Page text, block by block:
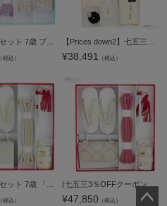
七五三小物セット 7歳 ブランド PetitPri ぷちぷり 「オフホワイト ペイズリ、レース」 プチプリ 女の子 女児用 四つ身着物に 7才 しごき(志古貴)、帯揚げ、箱迫(筥迫)、びらかん、帯締め(丸ぐけ)、扇子(末広) 七才
（税込）
【Prices down2】七五三小物セット 7歳 ブランド JAPAN STYLE ジャパンスタイル 「白 丸ぐけ紐、黒×白 つまみ細工帯留め」 女の子 女児用 四つ身着物に 7才 帯留、しごき、帯揚げ、帯締め、箱迫、半衿、びらかん
¥38,491 （税込）
（税込） ¥47,850 （税込）